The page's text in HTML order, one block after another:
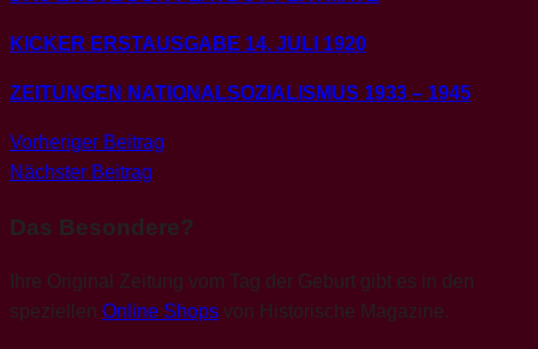
KICKER ERSTAUSGABE 14. JULI 1920
ZEITUNGEN NATIONALSOZIALISMUS 1933 – 1945
Schlagwörteralte
Bild
1969 Apollo
1969Geschenkidee
1969geschenkideenMondlandung
Beitragsnavigation
Vorheriger Beitrag
Nächster Beitrag
Das Besondere?
Ihre Original Zeitung vom Tag der Geburt gibt es in den
speziellen Online Shops von Historische Magazine.